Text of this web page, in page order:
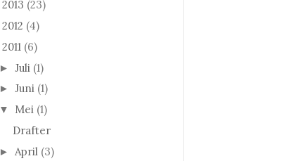
2013 (23)
2012 (4)
2011 (6)
► Juli (1)
► Juni (1)
▼ Mei (1)
Drafter
► April (3)